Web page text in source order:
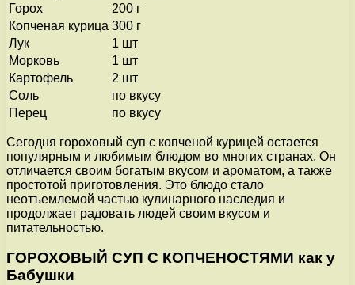
Горох
200 г
Копченая курица 300 г
Лук
1 шт
Морковь
1 шт
Картофель
2 шт
Соль
по вкусу
Перец
по вкусу
Сегодня гороховый суп с копченой курицей остается
популярным и любимым блюдом во многих странах. Он
отличается своим богатым вкусом и ароматом, а также
простотой приготовления. Это блюдо стало
неотъемлемой частью кулинарного наследия и
продолжает радовать людей своим вкусом и
питательностью.
ГОРОХОВЫЙ СУП С КОПЧЕНОСТЯМИ как у
Бабушки